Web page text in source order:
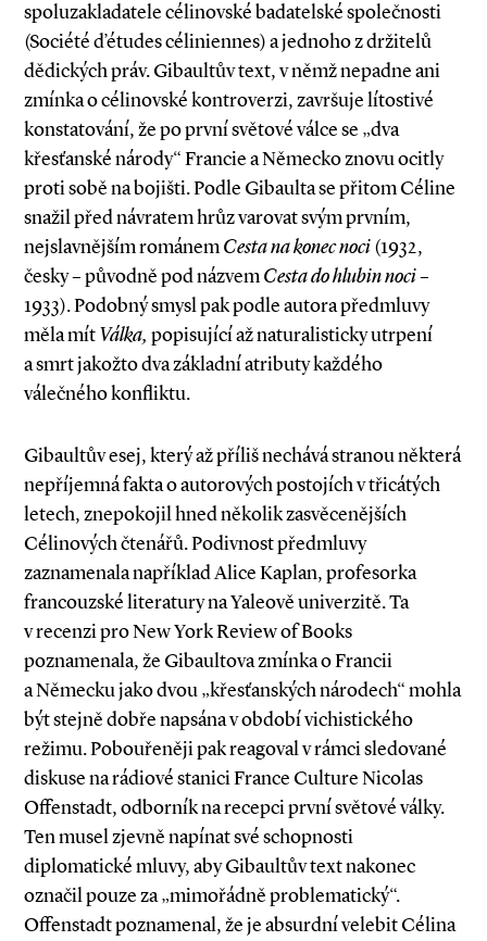
spoluzakladatele célinovské badatelské společnosti
(Société d’études céliniennes) a jednoho z držitelů
dědických práv. Gibaultův text, v němž nepadne ani
zmínka o célinovské kontroverzi, završuje lítostivé
konstatování, že po první světové válce se „dva
křesťanské národy“ Francie a Německo znovu ocitly
proti sobě na bojišti. Podle Gibaulta se přitom Céline
snažil před návratem hrůz varovat svým prvním,
nejslavnějším románemCesta na konec noci(1932,
česky – původně pod názvemCesta do hlubin noci–
1933). Podobný smysl pak podle autora předmluvy
měla mítVálka, popisující až naturalisticky utrpení
a smrt jakožto dva základní atributy každého
válečného konfliktu.
Gibaultův esej, který až příliš nechává stranou některá
nepříjemná fakta o autorových postojích v třicátých
letech, znepokojil hned několik zasvěcenějších
Célinových čtenářů. Podivnost předmluvy
zaznamenala například Alice Kaplan, profesorka
francouzské literatury na Yaleově univerzitě. Ta
v recenzi pro New York Review of Books
poznamenala, že Gibaultova zmínka o Francii
a Německu jako dvou „křesťanských národech“ mohla
být stejně dobře napsána v období vichistického
režimu. Pobouřeněji pak reagoval v rámci sledované
diskuse na rádiové stanici France Culture Nicolas
Offenstadt, odborník na recepci první světové války.
Ten musel zjevně napínat své schopnosti
diplomatické mluvy, aby Gibaultův text nakonec
označil pouze za „mimořádně problematický“.
Offenstadt poznamenal, že je absurdní velebit Célina